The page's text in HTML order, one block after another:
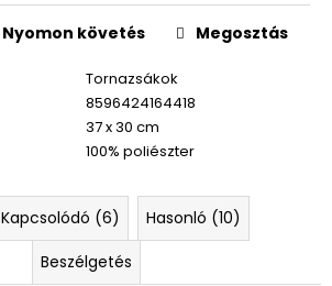
Tornazsákok
8596424164418
37 x 30 cm
100% poliészter
Nyomon követés Megosztás
Kapcsolódó (6)
Hasonló (10)
Beszélgetés